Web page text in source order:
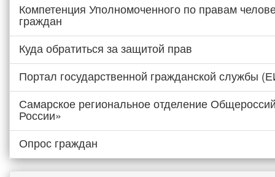
Компетенция Уполномоченного по правам
граждан
Куда обратиться за защитой прав
Портал государственной гражданской службы
Самарское региональное отделение
России»
Опрос граждан